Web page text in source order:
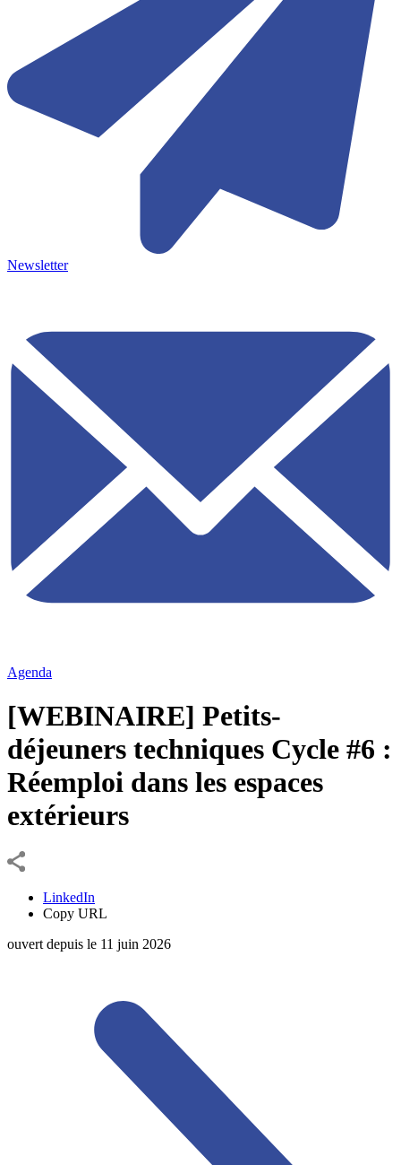
Newsletter
Agenda
[WEBINAIRE] Petits-
déjeuners techniques Cycle #6 :
Réemploi dans les espaces
extérieurs
LinkedIn
Copy URL
ouvert depuis le 11 juin 2026